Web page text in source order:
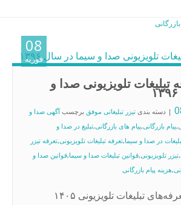
08
فوریه
تبلیغات تلویزیونی صدا و
| دسته بندی تیزر تبلیغاتی موفق برچسبآگهی صدا و
,پیام بازرگانی,پیام های بازرگانی,تبلیغ در صدا و
در صدا و سیما,تعرفه تبلیغات تلویزیونی,تعرفه تیزر
,تیزر تلویزیونی,قوانین تبلیغات صدا و سیما,قوانین صدا و
,هزینه پیام بازرگانی
آخرین قوانین و تعرفه‌های تبلیغات تلویزیونی ۱۴۰۵